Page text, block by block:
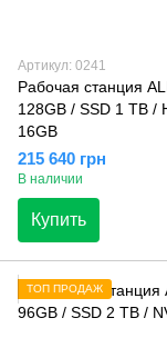
Артикул: 0241
Рабочая станция
128GB / SSD 1 TB /
16GB
215 640 грн
В наличии
Купить
ТОП ПРОДАЖ